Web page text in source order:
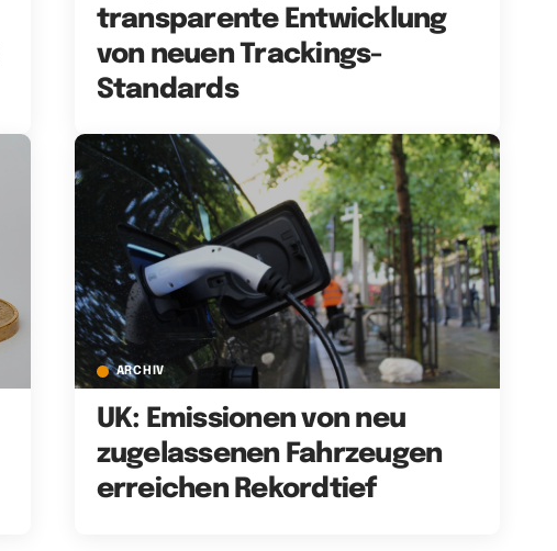
transparente Entwicklung
von neuen Trackings-
Standards
ARCHIV
UK: Emissionen von neu
zugelassenen Fahrzeugen
erreichen Rekordtief